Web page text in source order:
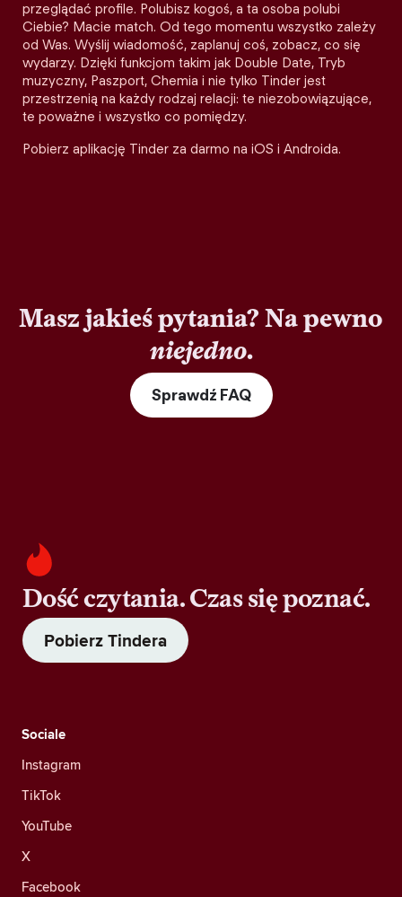
przeglądać profile. Polubisz kogoś, a ta osoba polubi
Ciebie? Macie match. Od tego momentu wszystko zależy
od Was. Wyślij wiadomość, zaplanuj coś, zobacz, co się
wydarzy. Dzięki funkcjom takim jak Double Date, Tryb
muzyczny, Paszport, Chemia i nie tylko Tinder jest
przestrzenią na każdy rodzaj relacji: te niezobowiązujące,
te poważne i wszystko co pomiędzy.
Pobierz aplikację Tinder za darmo na iOS i Androida.
Masz jakieś pytania? Na pewno
niejedno.
Sprawdź FAQ
Dość czytania. Czas się poznać.
Pobierz Tindera
Sociale
Instagram
TikTok
YouTube
X
Facebook